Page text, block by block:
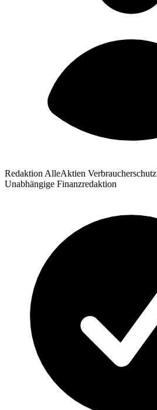
Redaktion AlleAktien Verbraucherschutz
Unabhängige Finanzredaktion